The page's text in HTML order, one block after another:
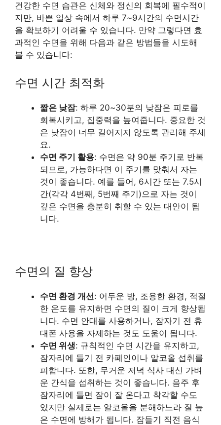
건강한 수면 습관은 신체와 정신의 회복에 필수적이
지만, 바쁜 일상 속에서 하루 7~9시간의 수면시간
을 확보하기 어려울 수 있습니다. 만약 그렇다면 효
과적인 수면을 위해 다음과 같은 방법들을 시도해
볼 수 있습니다:
수면 시간 최적화
짧은 낮잠: 하루 20~30분의 낮잠은 피로를
회복시키고, 집중력을 높여줍니다. 중요한 것
은 낮잠이 너무 길어지지 않도록 관리해 주세
요.
수면 주기 활용: 수면은 약 90분 주기로 반복
되므로, 가능하다면 이 주기를 맞춰서 자는
것이 좋습니다. 예를 들어, 6시간 또는 7.5시
간(각각 4번째, 5번째 주기)으로 자는 것이
깊은 수면을 충분히 취할 수 있는 대안이 됩
니다.
수면의 질 향상
수면 환경 개선: 어두운 방, 조용한 환경, 적절
한 온도를 유지하면 수면의 질이 크게 향상됩
니다. 수면 안대를 사용하거나, 잠자기 전 휴
대폰 사용을 자제하는 것도 도움이 됩니다.
수면 위생: 규칙적인 수면 시간을 유지하고,
잠자리에 들기 전 카페인이나 알코올 섭취를
피합니다. 또한, 무거운 저녁 식사 대신 가벼
운 간식을 섭취하는 것이 좋습니다. 음주 후
잠자리에 들면 잠이 잘 온다고 착각할 수도
있지만 실제로는 알코올을 분해하느라 질 높
은 수면에 방해가 됩니다. 잠들기 직전 음식